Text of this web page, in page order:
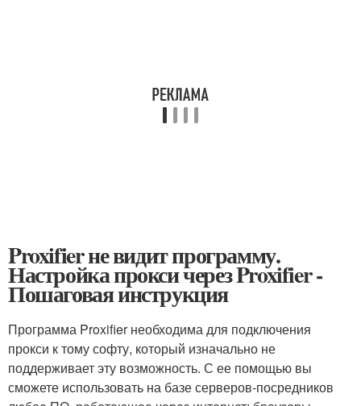
Proxifier не видит программу.
Настройка прокси через Proxifier -
Пошаговая инструкция
Программа Proxifier необходима для подключения
прокси к тому софту, который изначально не
поддерживает эту возможность. С ее помощью вы
сможете использовать на базе серверов-посредников